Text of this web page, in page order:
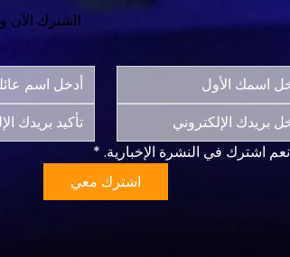
اشترك الآن وابدأ رحلتك نحو حياة أكثر سعادة واكتمالاً!
نعم اشترك في النشرة الإخبارية. *
اشترك معي